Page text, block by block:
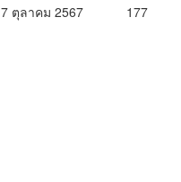
7 ตุลาคม 2567 177